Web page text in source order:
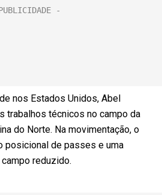
nos Estados Unidos, Abel
trabalhos técnicos no campo da
do Norte. Na movimentação, o
posicional de passes e uma
reduzido.